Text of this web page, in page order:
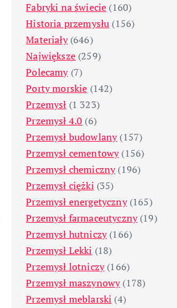
Fabryki na świecie (160)
Historia przemysłu (156)
Materiały(646)
Największe(259)
Polecamy(7)
Porty morskie (142)
Przemysł (1 323)
Przemysł 4.0 (6)
Przemysł budowlany(157)
Przemysł cementowy(156)
Przemysł chemiczny(196)
Przemysł ciężki (35)
Przemysł energetyczny(165)
Przemysł farmaceutyczny(19)
Przemysł hutniczy(166)
Przemysł Lekki (18)
Przemysł lotniczy(166)
Przemysł maszynowy(178)
Przemysł meblarski (4)